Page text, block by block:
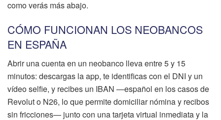
como verás más abajo.
CÓMO FUNCIONAN LOS NEOBANCOS
EN ESPAÑA
Abrir una cuenta en un neobanco lleva entre 5 y 15
minutos: descargas la app, te identificas con el DNI y un
vídeo selfie, y recibes un IBAN —español en los casos de
Revolut o N26, lo que permite domiciliar nómina y recibos
sin fricciones— junto con una tarjeta virtual inmediata y la